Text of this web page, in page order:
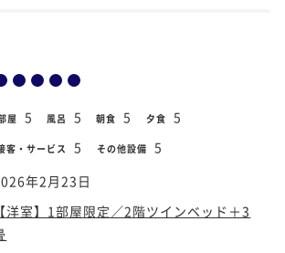
屋 5 風呂 5 朝食 5 夕食 5
客・サービス 5 その他設備 5
年2月23日
【洋室】1部屋限定／2階ツインベッド＋3